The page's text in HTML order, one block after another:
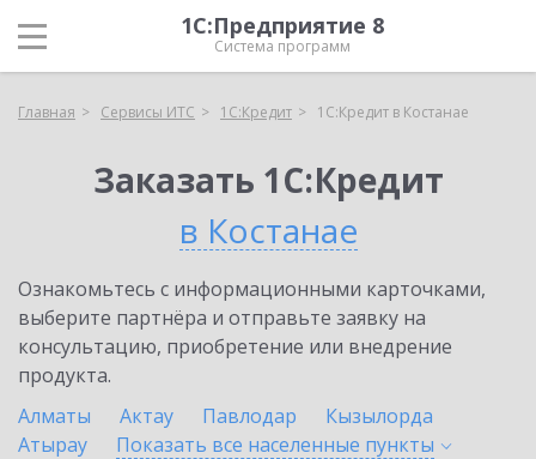
1С:Предприятие 8
Система программ
Главная Сервисы ИТС 1С:Кредит 1С:Кредит в Костанае
Заказать 1С:Кредит
в Костанае
Ознакомьтесь с информационными карточками,
выберите партнёра и отправьте заявку на
консультацию, приобретение или внедрение
продукта.
Алматы
Актау Павлодар
Кызылорда
Атырау
Показать все населенные пункты